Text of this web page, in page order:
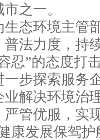
之一。
态环境主管
法力度，持
忍”的态度打
一步探索服务
解决环境治
管优服，实
康发展保驾